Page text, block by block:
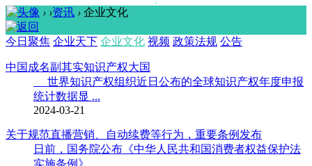
› ›资讯 › 企业文化
今日聚焦 企业天下 企业文化 视频 政策法规 公告
中国成名副其实知识产权大国
世界知识产权组织近日公布的全球知识产权年度申报
统计数据显 ...
2024-03-21
关于规范直播营销、自动续费等行为，重要条例发布
日前，国务院公布《中华人民共和国消费者权益保护法
实施条例》， ...